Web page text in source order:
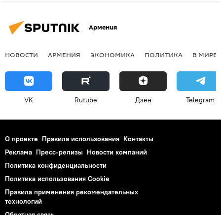
Армения
НОВОСТИ АРМЕНИЯ ЭКОНОМИКА ПОЛИТИКА В МИРЕ
VK Rutube Дзен Telegram
О проекте Правила использования Контакты
Реклама Пресс-релизы Новости компаний
Политика конфиденциальности
Политика использования Cookie
Правила применения рекомендательных
технологий